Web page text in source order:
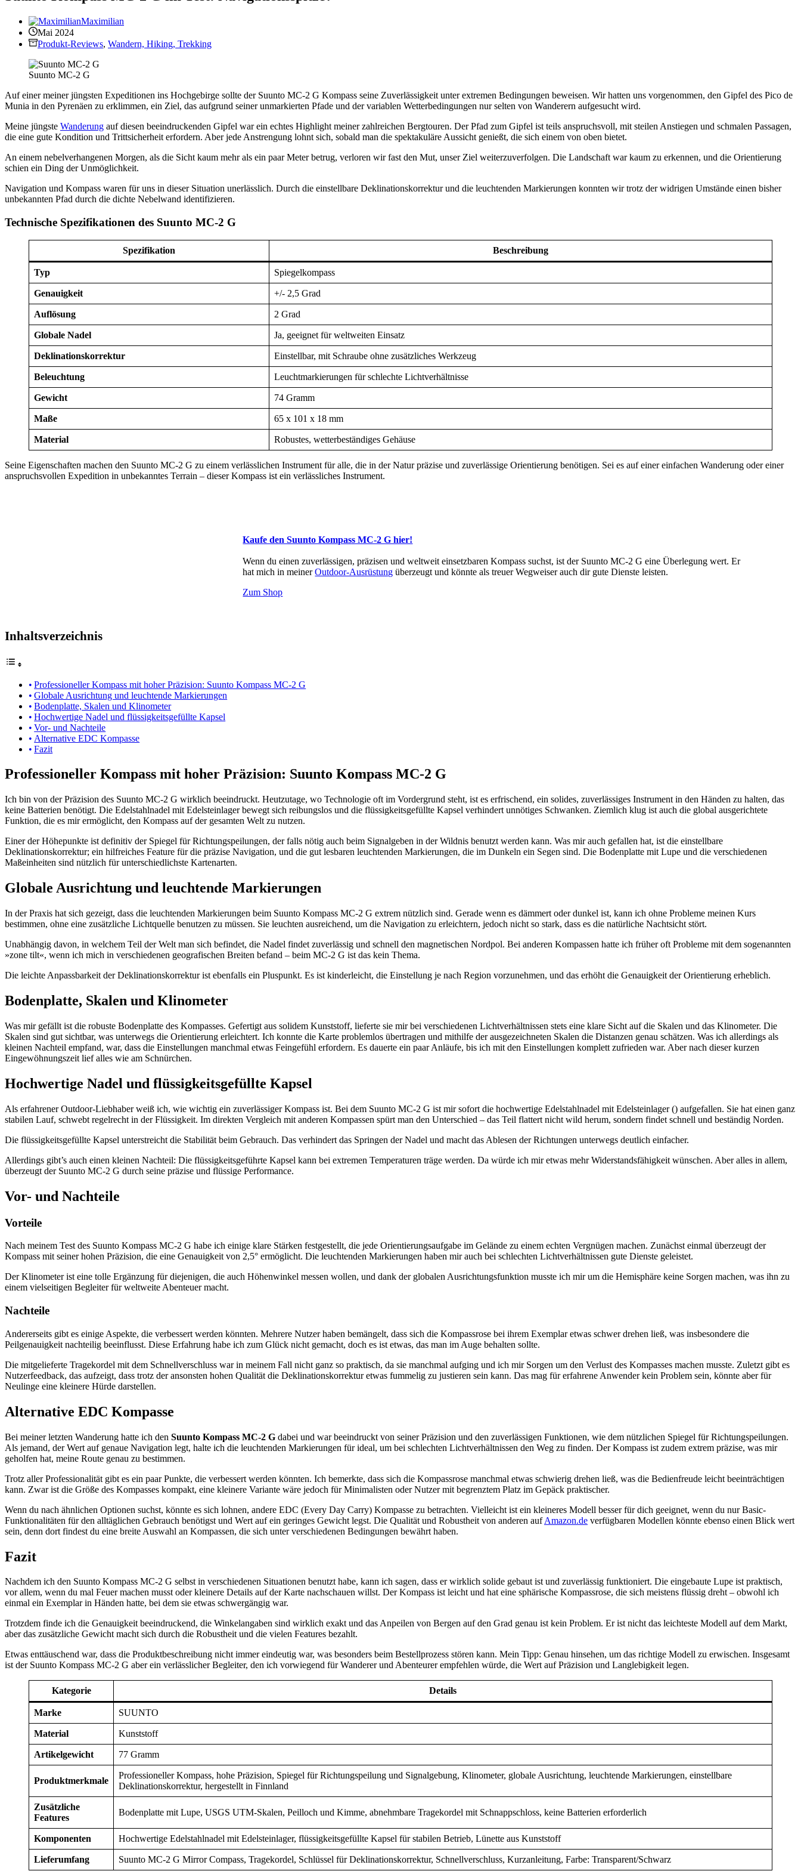
Maximilian
Mai 2024
Produkt-Reviews, Wandern, Hiking, Trekking
Suunto MC-2 G
Auf einer meiner jüngsten Expeditionen ins Hochgebirge sollte der Suunto MC-2 G Kompass seine Zuverlässigkeit unter extremen Bedingungen beweisen. Wir hatten uns vorgenommen, den Gipfel des Pico de
Munia in den Pyrenäen zu erklimmen, ein Ziel, das aufgrund seiner unmarkierten Pfade und der variablen Wetterbedingungen nur selten von Wanderern aufgesucht wird.
Meine jüngste Wanderung auf diesen beeindruckenden Gipfel war ein echtes Highlight meiner zahlreichen Bergtouren. Der Pfad zum Gipfel ist teils anspruchsvoll, mit steilen Anstiegen und schmalen Passagen,
die eine gute Kondition und Trittsicherheit erfordern. Aber jede Anstrengung lohnt sich, sobald man die spektakuläre Aussicht genießt, die sich einem von oben bietet.
An einem nebelverhangenen Morgen, als die Sicht kaum mehr als ein paar Meter betrug, verloren wir fast den Mut, unser Ziel weiterzuverfolgen. Die Landschaft war kaum zu erkennen, und die Orientierung
schien ein Ding der Unmöglichkeit.
Navigation und Kompass waren für uns in dieser Situation unerlässlich. Durch die einstellbare Deklinationskorrektur und die leuchtenden Markierungen konnten wir trotz der widrigen Umstände einen bisher
unbekannten Pfad durch die dichte Nebelwand identifizieren.
Technische Spezifikationen des Suunto MC-2 G
Spezifikation Beschreibung
Typ Spiegelkompass
Genauigkeit +/- 2,5 Grad
Auflösung 2 Grad
Globale Nadel Ja, geeignet für weltweiten Einsatz
Deklinationskorrektur Einstellbar, mit Schraube ohne zusätzliches Werkzeug
Beleuchtung Leuchtmarkierungen für schlechte Lichtverhältnisse
Gewicht 74 Gramm
Maße 65 x 101 x 18 mm
Material Robustes, wetterbeständiges Gehäuse
Seine Eigenschaften machen den Suunto MC-2 G zu einem verlässlichen Instrument für alle, die in der Natur präzise und zuverlässige Orientierung benötigen. Sei es auf einer einfachen Wanderung oder einer
anspruchsvollen Expedition in unbekanntes Terrain – dieser Kompass ist ein verlässliches Instrument.
Kaufe den Suunto Kompass MC-2 G hier!
Wenn du einen zuverlässigen, präzisen und weltweit einsetzbaren Kompass suchst, ist der Suunto MC-2 G eine Überlegung wert. Er
hat mich in meinerOutdoor-Ausrüstung überzeugt und könnte als treuer Wegweiser auch dir gute Dienste leisten.
Zum Shop
Inhaltsverzeichnis
Professioneller Kompass mit hoher Präzision: Suunto Kompass MC-2 G
Globale Ausrichtung und leuchtende Markierungen
Bodenplatte, Skalen und Klinometer
Hochwertige Nadel und flüssigkeitsgefüllte Kapsel
Vor- und Nachteile
Alternative EDC Kompasse
Fazit
Professioneller Kompass mit hoher Präzision: Suunto Kompass MC-2 G
Ich bin von der Präzision des Suunto MC-2 G wirklich beeindruckt. Heutzutage, wo Technologie oft im Vordergrund steht, ist es erfrischend, ein solides, zuverlässiges Instrument in den Händen zu halten, das
keine Batterien benötigt. Die Edelstahlnadel mit Edelsteinlager bewegt sich reibungslos und die flüssigkeitsgefüllte Kapsel verhindert unnötiges Schwanken. Ziemlich klug ist auch die global ausgerichtete
Funktion, die es mir ermöglicht, den Kompass auf der gesamten Welt zu nutzen.
Einer der Höhepunkte ist definitiv der Spiegel für Richtungspeilungen, der falls nötig auch beim Signalgeben in der Wildnis benutzt werden kann. Was mir auch gefallen hat, ist die einstellbare
Deklinationskorrektur; ein hilfreiches Feature für die präzise Navigation, und die gut lesbaren leuchtenden Markierungen, die im Dunkeln ein Segen sind. Die Bodenplatte mit Lupe und die verschiedenen
Maßeinheiten sind nützlich für unterschiedlichste Kartenarten.
Globale Ausrichtung und leuchtende Markierungen
In der Praxis hat sich gezeigt, dass die leuchtenden Markierungen beim Suunto Kompass MC-2 G extrem nützlich sind. Gerade wenn es dämmert oder dunkel ist, kann ich ohne Probleme meinen Kurs
bestimmen, ohne eine zusätzliche Lichtquelle benutzen zu müssen. Sie leuchten ausreichend, um die Navigation zu erleichtern, jedoch nicht so stark, dass es die natürliche Nachtsicht stört.
Unabhängig davon, in welchem Teil der Welt man sich befindet, die Nadel findet zuverlässig und schnell den magnetischen Nordpol. Bei anderen Kompassen hatte ich früher oft Probleme mit dem sogenannten
»zone tilt«, wenn ich mich in verschiedenen geografischen Breiten befand – beim MC-2 G ist das kein Thema.
Die leichte Anpassbarkeit der Deklinationskorrektur ist ebenfalls ein Pluspunkt. Es ist kinderleicht, die Einstellung je nach Region vorzunehmen, und das erhöht die Genauigkeit der Orientierung erheblich.
Bodenplatte, Skalen und Klinometer
Was mir gefällt ist die robuste Bodenplatte des Kompasses. Gefertigt aus solidem Kunststoff, lieferte sie mir bei verschiedenen Lichtverhältnissen stets eine klare Sicht auf die Skalen und das Klinometer. Die
Skalen sind gut sichtbar, was unterwegs die Orientierung erleichtert. Ich konnte die Karte problemlos übertragen und mithilfe der ausgezeichneten Skalen die Distanzen genau schätzen. Was ich allerdings als
kleinen Nachteil empfand, war, dass die Einstellungen manchmal etwas Feingefühl erfordern. Es dauerte ein paar Anläufe, bis ich mit den Einstellungen komplett zufrieden war. Aber nach dieser kurzen
Eingewöhnungszeit lief alles wie am Schnürchen.
Hochwertige Nadel und flüssigkeitsgefüllte Kapsel
Als erfahrener Outdoor-Liebhaber weiß ich, wie wichtig ein zuverlässiger Kompass ist. Bei dem Suunto MC-2 G ist mir sofort die hochwertige Edelstahlnadel mit Edelsteinlager () aufgefallen. Sie hat einen ganz
stabilen Lauf, schwebt regelrecht in der Flüssigkeit. Im direkten Vergleich mit anderen Kompassen spürt man den Unterschied – das Teil flattert nicht wild herum, sondern findet schnell und beständig Norden.
Die flüssigkeitsgefüllte Kapsel unterstreicht die Stabilität beim Gebrauch. Das verhindert das Springen der Nadel und macht das Ablesen der Richtungen unterwegs deutlich einfacher.
Allerdings gibt’s auch einen kleinen Nachteil: Die flüssigkeitsgeführte Kapsel kann bei extremen Temperaturen träge werden. Da würde ich mir etwas mehr Widerstandsfähigkeit wünschen. Aber alles in allem,
überzeugt der Suunto MC-2 G durch seine präzise und flüssige Performance.
Vor- und Nachteile
Vorteile
Nach meinem Test des Suunto Kompass MC-2 G habe ich einige klare Stärken festgestellt, die jede Orientierungsaufgabe im Gelände zu einem echten Vergnügen machen. Zunächst einmal überzeugt der
Kompass mit seiner hohen Präzision, die eine Genauigkeit von 2,5° ermöglicht. Die leuchtenden Markierungen haben mir auch bei schlechten Lichtverhältnissen gute Dienste geleistet.
Der Klinometer ist eine tolle Ergänzung für diejenigen, die auch Höhenwinkel messen wollen, und dank der globalen Ausrichtungsfunktion musste ich mir um die Hemisphäre keine Sorgen machen, was ihn zu
einem vielseitigen Begleiter für weltweite Abenteuer macht.
Nachteile
Andererseits gibt es einige Aspekte, die verbessert werden könnten. Mehrere Nutzer haben bemängelt, dass sich die Kompassrose bei ihrem Exemplar etwas schwer drehen ließ, was insbesondere die
Peilgenauigkeit nachteilig beeinflusst. Diese Erfahrung habe ich zum Glück nicht gemacht, doch es ist etwas, das man im Auge behalten sollte.
Die mitgelieferte Tragekordel mit dem Schnellverschluss war in meinem Fall nicht ganz so praktisch, da sie manchmal aufging und ich mir Sorgen um den Verlust des Kompasses machen musste. Zuletzt gibt es
Nutzerfeedback, das aufzeigt, dass trotz der ansonsten hohen Qualität die Deklinationskorrektur etwas fummelig zu justieren sein kann. Das mag für erfahrene Anwender kein Problem sein, könnte aber für
Neulinge eine kleinere Hürde darstellen.
Alternative EDC Kompasse
Bei meiner letzten Wanderung hatte ich den Suunto Kompass MC-2 G dabei und war beeindruckt von seiner Präzision und den zuverlässigen Funktionen, wie dem nützlichen Spiegel für Richtungspeilungen.
Als jemand, der Wert auf genaue Navigation legt, halte ich die leuchtenden Markierungen für ideal, um bei schlechten Lichtverhältnissen den Weg zu finden. Der Kompass ist zudem extrem präzise, was mir
geholfen hat, meine Route genau zu bestimmen.
Trotz aller Professionalität gibt es ein paar Punkte, die verbessert werden könnten. Ich bemerkte, dass sich die Kompassrose manchmal etwas schwierig drehen ließ, was die Bedienfreude leicht beeinträchtigen
kann. Zwar ist die Größe des Kompasses kompakt, eine kleinere Variante wäre jedoch für Minimalisten oder Nutzer mit begrenztem Platz im Gepäck praktischer.
Wenn du nach ähnlichen Optionen suchst, könnte es sich lohnen, andere EDC (Every Day Carry) Kompasse zu betrachten. Vielleicht ist ein kleineres Modell besser für dich geeignet, wenn du nur Basic-
Funktionalitäten für den alltäglichen Gebrauch benötigst und Wert auf ein geringes Gewicht legst. Die Qualität und Robustheit von anderen aufAmazon.de verfügbaren Modellen könnte ebenso einen Blick wert
sein, denn dort findest du eine breite Auswahl an Kompassen, die sich unter verschiedenen Bedingungen bewährt haben.
Fazit
Nachdem ich den Suunto Kompass MC-2 G selbst in verschiedenen Situationen benutzt habe, kann ich sagen, dass er wirklich solide gebaut ist und zuverlässig funktioniert. Die eingebaute Lupe ist praktisch,
vor allem, wenn du mal Feuer machen musst oder kleinere Details auf der Karte nachschauen willst. Der Kompass ist leicht und hat eine sphärische Kompassrose, die sich meistens flüssig dreht – obwohl ich
einmal ein Exemplar in Händen hatte, bei dem sie etwas schwergängig war.
Trotzdem finde ich die Genauigkeit beeindruckend, die Winkelangaben sind wirklich exakt und das Anpeilen von Bergen auf den Grad genau ist kein Problem. Er ist nicht das leichteste Modell auf dem Markt,
aber das zusätzliche Gewicht macht sich durch die Robustheit und die vielen Features bezahlt.
Etwas enttäuschend war, dass die Produktbeschreibung nicht immer eindeutig war, was besonders beim Bestellprozess stören kann. Mein Tipp: Genau hinsehen, um das richtige Modell zu erwischen. Insgesamt
ist der Suunto Kompass MC-2 G aber ein verlässlicher Begleiter, den ich vorwiegend für Wanderer und Abenteurer empfehlen würde, die Wert auf Präzision und Langlebigkeit legen.
Kategorie Details
Marke SUUNTO
Material Kunststoff
Artikelgewicht 77 Gramm
Produktmerkmale
Professioneller Kompass, hohe Präzision, Spiegel für Richtungspeilung und Signalgebung, Klinometer, globale Ausrichtung, leuchtende Markierungen, einstellbare
Deklinationskorrektur, hergestellt in Finnland
Zusätzliche
Features
Bodenplatte mit Lupe, USGS UTM-Skalen, Peilloch und Kimme, abnehmbare Tragekordel mit Schnappschloss, keine Batterien erforderlich
Komponenten Hochwertige Edelstahlnadel mit Edelsteinlager, flüssigkeitsgefüllte Kapsel für stabilen Betrieb, Lünette aus Kunststoff
Lieferumfang Suunto MC-2 G Mirror Compass, Tragekordel, Schlüssel für Deklinationskorrektur, Schnellverschluss, Kurzanleitung, Farbe: Transparent/Schwarz